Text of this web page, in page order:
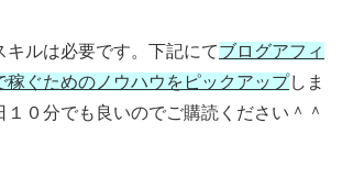
キルは必要です。下記にてブログアフィ
稼ぐためのノウハウをピックアップしま
１０分でも良いのでご購読ください＾＾